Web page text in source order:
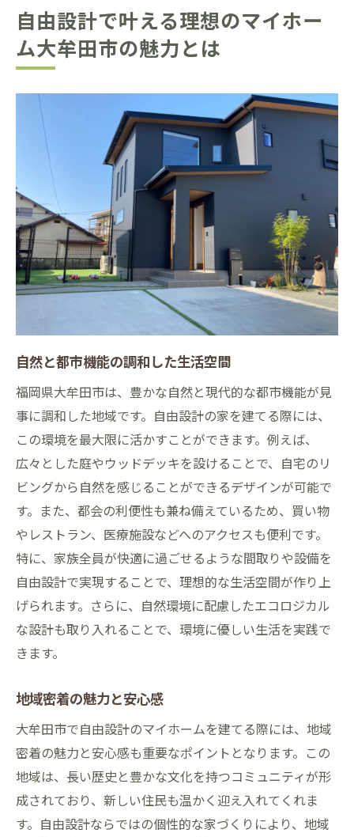
地域コミュニティとの触れ合い
大牟田市で自由設計を選ぶ理由自然と利便性の
環境に優しい住まいづくり
家族のライフスタイルに合わせた設計
将来を見据えたフレキシブルなプラン
利便性を重視した土地選び
地域の気候と風土に適した建材
災害に強い安心の住宅
自由設計のポイント大牟田市で理想の住まいを
形にする
理想の間取りを実現するヒント
収納スペースの工夫と活用法
省エネ設計とエコ住宅のポイント
デザイン性と機能性を両立させる方法
オンリーワンの外観デザイン
大牟田市での自由設計成功の秘訣プロのアドバ
イスを活用
設計士とのコミュニケーションの重要性
施工会社選びのポイント
予算内で理想を叶えるコツ
住まいの長期的なメンテナンス計画
地域の建築規制とその対策
自由設計の家づくり大牟田市での具体例と成功
実際の施工例から学ぶ成功の秘訣
多様なスタイルの住宅事例
お客様の声から見る満足度
自由設計の可能性を広げるアイデア
自由設計で叶える理想のマイホー
ム大牟田市の魅力とは
自然と都市機能の調和した生活空間
福岡県大牟田市は、豊かな自然と現代的な都市機能が見
事に調和した地域です。自由設計の家を建てる際には、
この環境を最大限に活かすことができます。例えば、
広々とした庭やウッドデッキを設けることで、自宅のリ
ビングから自然を感じることができるデザインが可能で
す。また、都会の利便性も兼ね備えているため、買い物
やレストラン、医療施設などへのアクセスも便利です。
特に、家族全員が快適に過ごせるような間取りや設備を
自由設計で実現することで、理想的な生活空間が作り上
げられます。さらに、自然環境に配慮したエコロジカル
な設計も取り入れることで、環境に優しい生活を実践で
きます。
地域密着の魅力と安心感
大牟田市で自由設計のマイホームを建てる際には、地域
密着の魅力と安心感も重要なポイントとなります。この
地域は、長い歴史と豊かな文化を持つコミュニティが形
成されており、新しい住民も温かく迎え入れてくれま
す。自由設計ならではの個性的な家づくりにより、地域